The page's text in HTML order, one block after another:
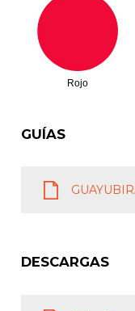
Rojo
GUÍAS
DESCARGAS